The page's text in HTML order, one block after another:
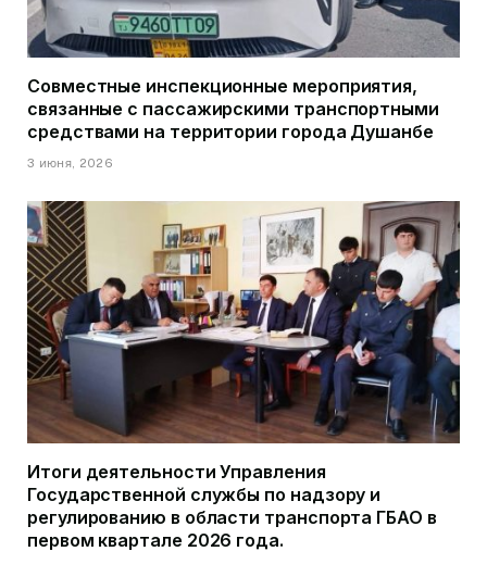
Совместные инспекционные мероприятия,
связанные с пассажирскими транспортными
средствами на территории города Душанбе
3 июня, 2026
Итоги деятельности Управления
Государственной службы по надзору и
регулированию в области транспорта ГБАО в
первом квартале 2026 года.